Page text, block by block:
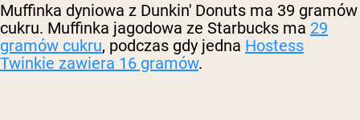
Muffinka dyniowa z Dunkin' Donuts ma 39 gramów
cukru. Muffinka jagodowa ze Starbucks ma 29
gramów cukru, podczas gdy jedna Hostess
Twinkie zawiera 16 gramów.